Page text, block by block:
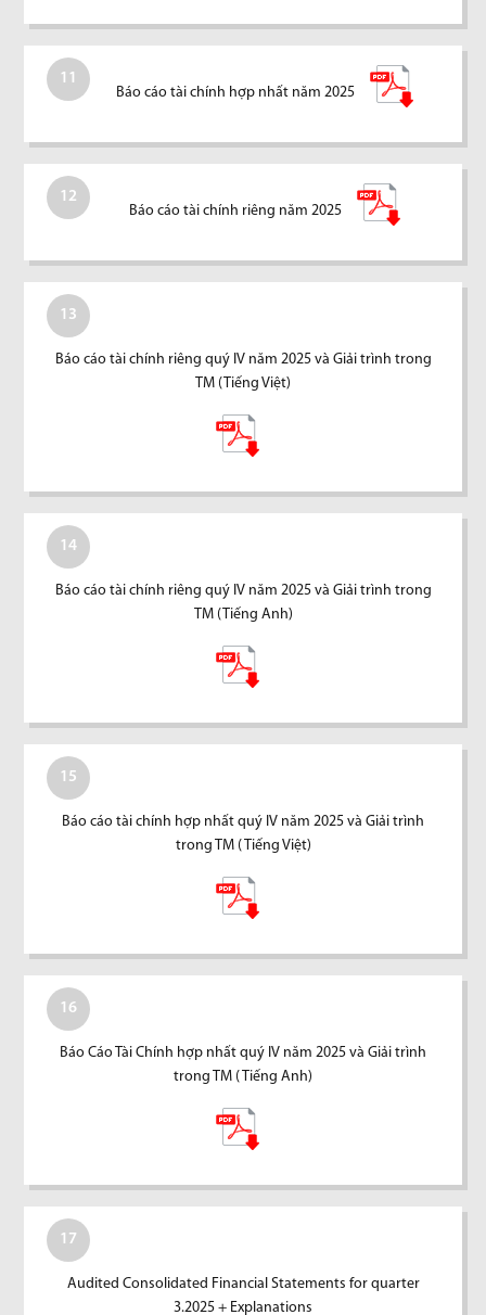
11
Báo cáo tài chính hợp nhất năm 2025
12
Báo cáo tài chính riêng năm 2025
13
Báo cáo tài chính riêng quý IV năm 2025 và Giải trình trong
TM (Tiếng Việt)
14
Báo cáo tài chính riêng quý IV năm 2025 và Giải trình trong
TM (Tiếng Anh)
15
Báo cáo tài chính hợp nhất quý IV năm 2025 và Giải trình
trong TM ( Tiếng Việt)
16
Báo Cáo Tài Chính hợp nhất quý IV năm 2025 và Giải trình
trong TM ( Tiếng Anh)
17
Audited Consolidated Financial Statements for quarter
3.2025 + Explanations